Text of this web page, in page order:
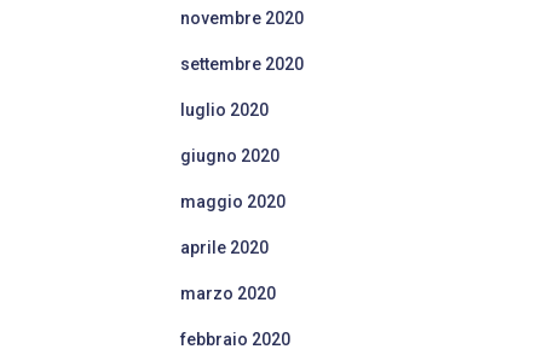
novembre 2020
settembre 2020
luglio 2020
giugno 2020
maggio 2020
aprile 2020
marzo 2020
febbraio 2020